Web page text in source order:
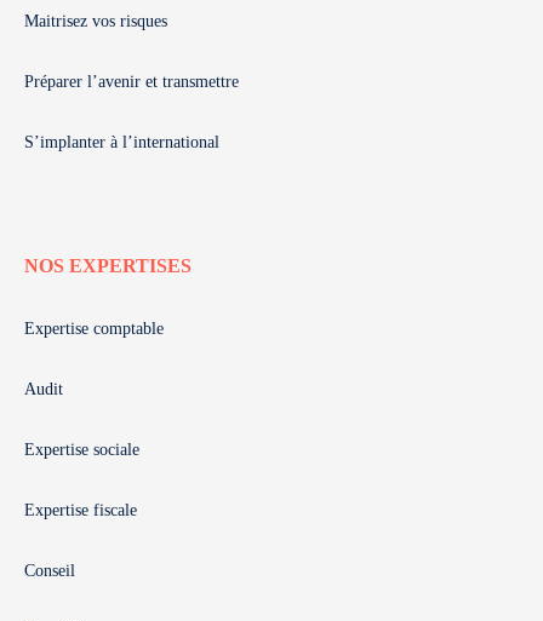
Maitrisez vos risques
Préparer l’avenir et transmettre
S’implanter à l’international
NOS EXPERTISES
Expertise comptable
Audit
Expertise sociale
Expertise fiscale
Conseil